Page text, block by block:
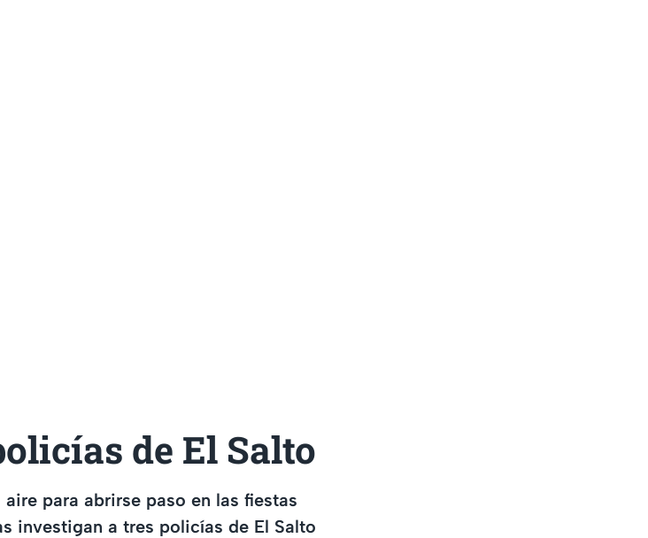
de El Salto
para abrirse paso en las fiestas
investigan a tres policías de El Salto